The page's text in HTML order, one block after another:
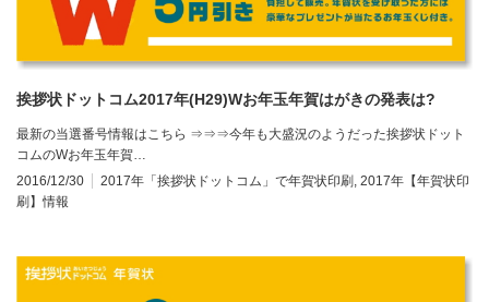
挨拶状ドットコム2017年(H29)Wお年玉年賀はがきの発表は?
最新の当選番号情報はこちら ⇒⇒⇒今年も大盛況のようだった挨拶状ドット
コムのWお年玉年賀…
2016/12/30
2017年「挨拶状ドットコム」で年賀状印刷 2017年【年賀状印
刷】情報